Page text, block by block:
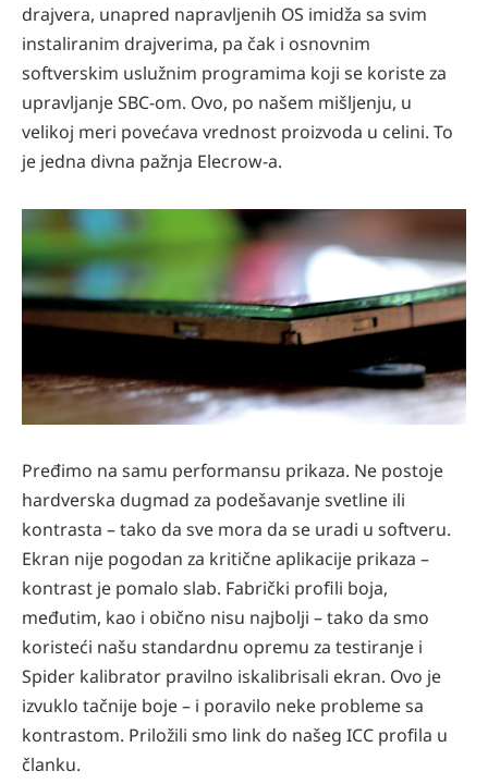
drajvera, unapred napravljenih OS imidža sa svim
instaliranim drajverima, pa čak i osnovnim
softverskim uslužnim programima koji se koriste za
upravljanje SBC-om. Ovo, po našem mišljenju, u
velikoj meri povećava vrednost proizvoda u celini. To
je jedna divna pažnja Elecrow-a.
Pređimo na samu performansu prikaza. Ne postoje
hardverska dugmad za podešavanje svetline ili
kontrasta – tako da sve mora da se uradi u softveru.
Ekran nije pogodan za kritične aplikacije prikaza –
kontrast je pomalo slab. Fabrički proﬁli boja,
međutim, kao i obično nisu najbolji – tako da smo
koristeći našu standardnu opremu za testiranje i
Spider kalibrator pravilno iskalibrisali ekran. Ovo je
izvuklo tačnije boje – i poravilo neke probleme sa
kontrastom. Priložili smo link do našeg ICC proﬁla u
članku.